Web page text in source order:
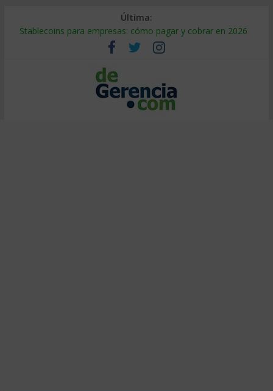
Última:
Stablecoins para empresas: cómo pagar y cobrar en 2026
Despido silencioso: qué es y por qué sale tan caro
IA en selección de personal: cómo auditarla a tiempo
Trabajo forzoso en la cadena de suministro: qué hacer
Mercado hispano de EE. UU.: cómo segmentarlo y venderle